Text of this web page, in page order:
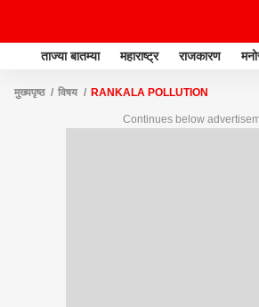
ताज्या बातम्या महाराष्ट्र राजकारण
मुख्यपृष्ठ विषय RANKALA POLLUTION
Continues below